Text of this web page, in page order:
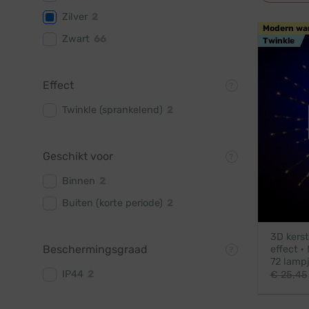
Zilver
Zwart
Effect
Twinkle (sprankelend)
Geschikt voor
Binnen
Buiten (korte periode)
Beschermingsgraad
IP44
Modern
Twinkle
3D
effect ·
72
€25,45